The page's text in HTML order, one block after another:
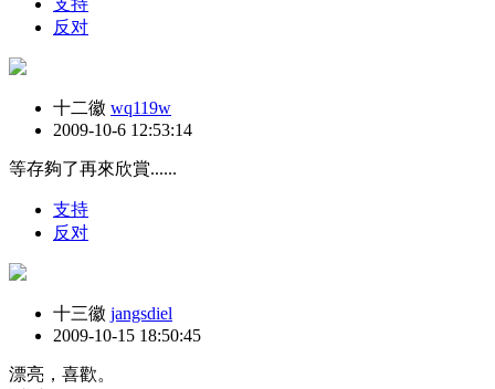
反对
十二徽 wq119w
2009-10-6 12:53:14
等存夠了再來欣賞......
支持
反对
十三徽 jangsdiel
2009-10-15 18:50:45
漂亮，喜歡。